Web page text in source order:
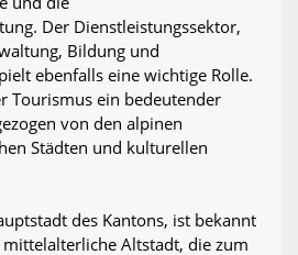
Der Dienstleistungssektor,
Bildung und
ebenfalls eine wichtige Rolle.
Tourismus ein bedeutender
von den alpinen
Städten und kulturellen
des Kantons, ist bekannt
Altstadt, die zum